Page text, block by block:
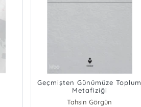
Geçmişten Günümüze Toplum
Metafiziği
Tahsin Görgün